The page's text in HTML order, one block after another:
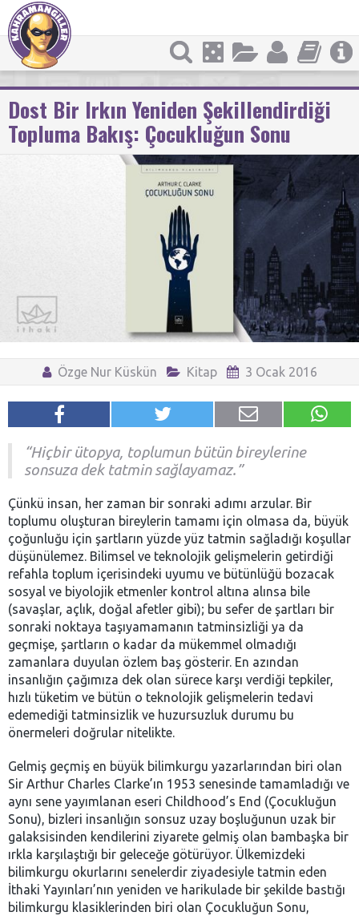
Dost Bir Irkın Yeniden Şekillendirdiği
Topluma Bakış: Çocukluğun Sonu
Özge Nur Küskün Kitap 3 Ocak 2016
“Hiçbir ütopya, toplumun bütün bireylerine
sonsuza dek tatmin sağlayamaz.”
Çünkü insan, her zaman bir sonraki adımı arzular. Bir
toplumu oluşturan bireylerin tamamı için olmasa da, büyük
çoğunluğu için şartların yüzde yüz tatmin sağladığı koşullar
düşünülemez. Bilimsel ve teknolojik gelişmelerin getirdiği
refahla toplum içerisindeki uyumu ve bütünlüğü bozacak
sosyal ve biyolojik etmenler kontrol altına alınsa bile
(savaşlar, açlık, doğal afetler gibi); bu sefer de şartları bir
sonraki noktaya taşıyamamanın tatminsizliği ya da
geçmişe, şartların o kadar da mükemmel olmadığı
zamanlara duyulan özlem baş gösterir. En azından
insanlığın çağımıza dek olan sürece karşı verdiği tepkiler,
hızlı tüketim ve bütün o teknolojik gelişmelerin tedavi
edemediği tatminsizlik ve huzursuzluk durumu bu
önermeleri doğrular nitelikte.
Gelmiş geçmiş en büyük bilimkurgu yazarlarından biri olan
Sir Arthur Charles Clarke’ın 1953 senesinde tamamladığı ve
aynı sene yayımlanan eseri Childhood’s End (Çocukluğun
Sonu), bizleri insanlığın sonsuz uzay boşluğunun uzak bir
galaksisinden kendilerini ziyarete gelmiş olan bambaşka bir
ırkla karşılaştığı bir geleceğe götürüyor. Ülkemizdeki
bilimkurgu okurlarını senelerdir ziyadesiyle tatmin eden
İthaki Yayınları’nın yeniden ve harikulade bir şekilde bastığı
bilimkurgu klasiklerinden biri olan Çocukluğun Sonu,